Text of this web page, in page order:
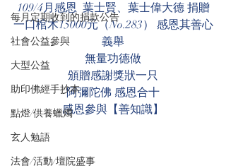
每月定期收到的捐款公告
社會公益參與
大型公益
助印佛經手抄本
點燈/供養蠟燭
玄人勉語
法會/活動/壇院盛事
109/4月感恩  葉士賢、葉士偉大德 捐贈
一口棺木15000元（No.283） 感恩其善心
義舉
無量功德做
頒贈感謝獎狀一只
阿彌陀佛 感恩合十
感恩參與【善知識】